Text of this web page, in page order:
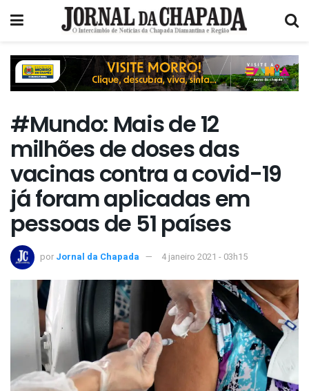
#Mundo: Mais de 12
milhões de doses das
vacinas contra a covid-19
já foram aplicadas em
pessoas de 51 países
por Jornal da Chapada 4 janeiro 2021 - 03h15